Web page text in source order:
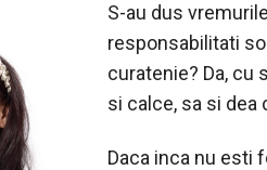
S-au dus
responsabilitati
curatenie? Da, cu
si calce, sa si dea
Daca inca nu esti